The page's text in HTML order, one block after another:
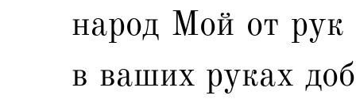
народ Мой от
в ваших руках